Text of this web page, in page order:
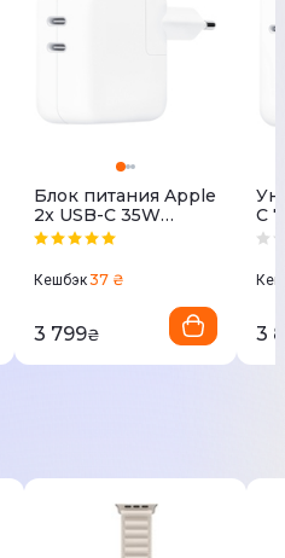
Блок питания Apple
2x USB-C 35W
MNWP3
Кешбэк37 ₴
3 799₴
C
3